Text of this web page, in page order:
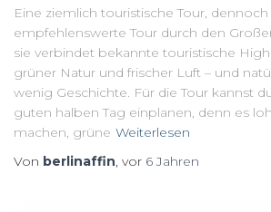
Eine ziemlich touristische Tour, dennoch
empfehlenswerte Tour durch den
sie verbindet bekannte touristische
grüner Natur und frischer Luft – und
wenig Geschichte. Für die Tour kannst
guten halben Tag einplanen, denn es
machen, grüne Weiterlesen
Von berlinaffin, vor 6 Jahren